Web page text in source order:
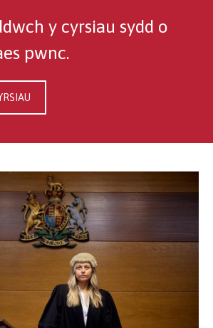
y cyrsiau sydd o
pwnc.